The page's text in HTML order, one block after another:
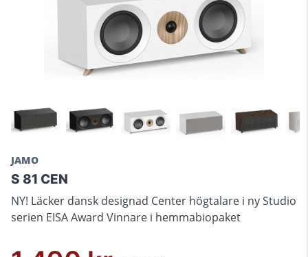
JAMO
S 81 CEN
NY! Läcker dansk designad Center högtalare i ny Studio
serien EISA Award Vinnare i hemmabiopaket